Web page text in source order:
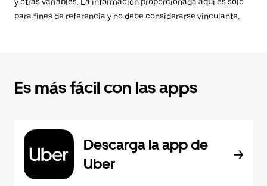
para fines de referencia y no debe considerarse vinculante.
Es más fácil con las apps
Descarga la app de
Uber